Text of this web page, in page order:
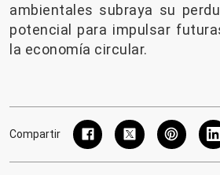
ambientales subraya su
potencial para impulsar
la economía circular.
Compartir